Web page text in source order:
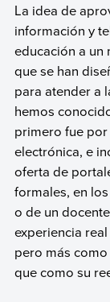
La idea de
información y
educación a un
que se han
para atender a
hemos
primero fue
electrónica, e
oferta de
formales, en
o de un
experiencia
pero más
que como su